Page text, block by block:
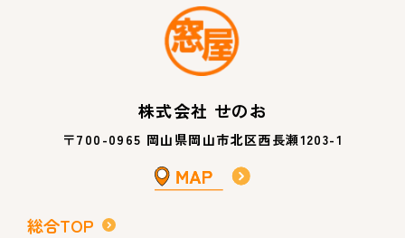
株式会社 せのお
〒700-0965 岡山県岡山市北区西長瀬1203-1
総合TOP